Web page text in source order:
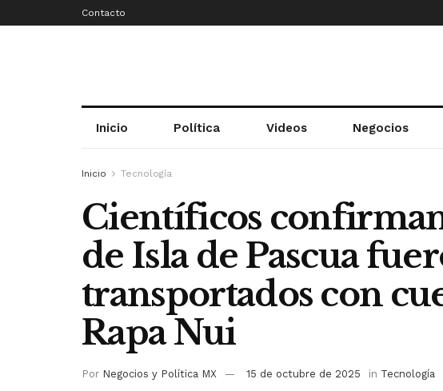
Contacto
Inicio Política Videos Negocios
Inicio Tecnología
Científicos
de Isla de Pascua
transportados con
Rapa Nui
Por Negocios y Política MX 15 de octubre de 2025 in Tecnología